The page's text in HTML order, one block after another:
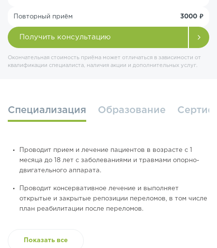
Повторный приём 3000 ₽
Получить консультацию
Окончательная стоимость приёма может отличаться в зависимости от
квалификации специалиста, наличия акции и дополнительных услуг.
Специализация Образование
Проводит прием и лечение пациентов в возрасте с 1
месяца до 18 лет с заболеваниями и травмами опорно-
двигательного аппарата.
Проводит консервативное лечение и выполняет
открытые и закрытые репозиции переломов, в том числе
план реабилитации после переломов.
Показать все